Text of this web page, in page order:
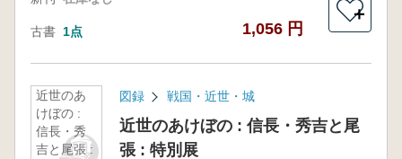
古書 1点 1,056 円
＋
近世のあ
けぼの :
信長・秀
吉と尾張 :
図録 戦国・近世・城
近世のあけぼの : 信長・秀吉と尾
張 : 特別展